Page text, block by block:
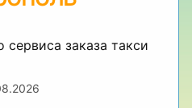
сервиса заказа такси